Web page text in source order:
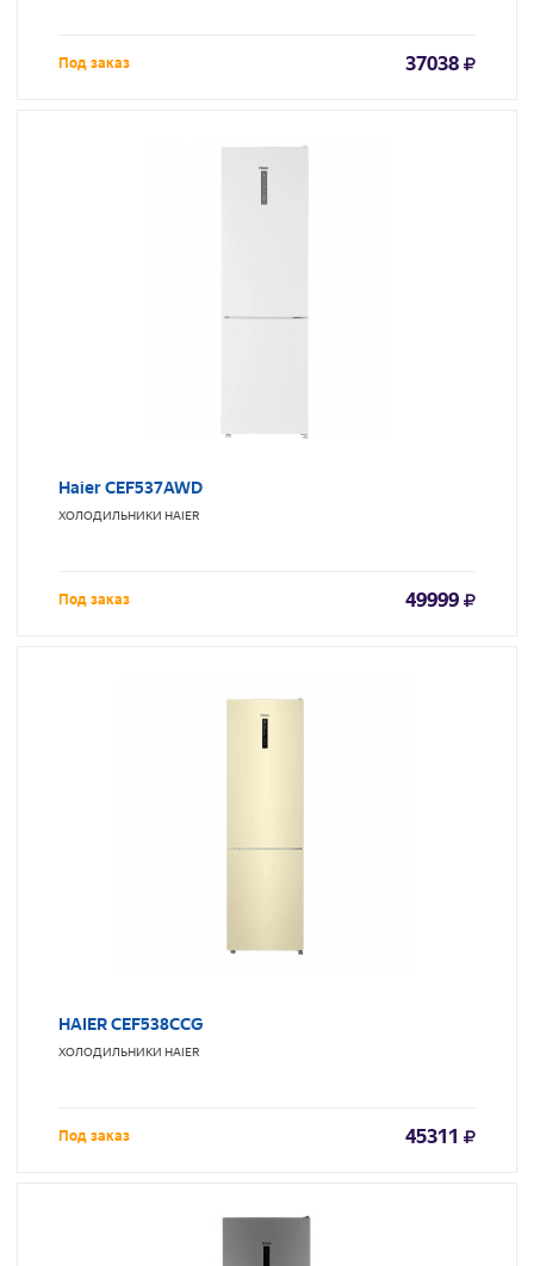
Под заказ 37038
Haier CEF537AWD
ХОЛОДИЛЬНИКИ HAIER
Под заказ 49999
HAIER CEF538CCG
ХОЛОДИЛЬНИКИ HAIER
Под заказ 45311